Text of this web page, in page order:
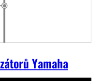
Yamaha